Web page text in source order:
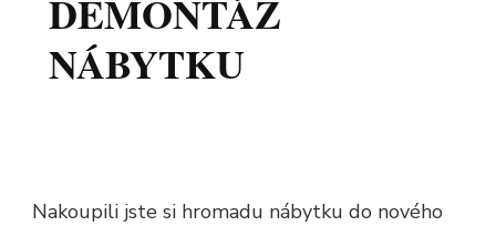
DEMONTÁŽ
NÁBYTKU
Nakoupili jste si hromadu nábytku do nového